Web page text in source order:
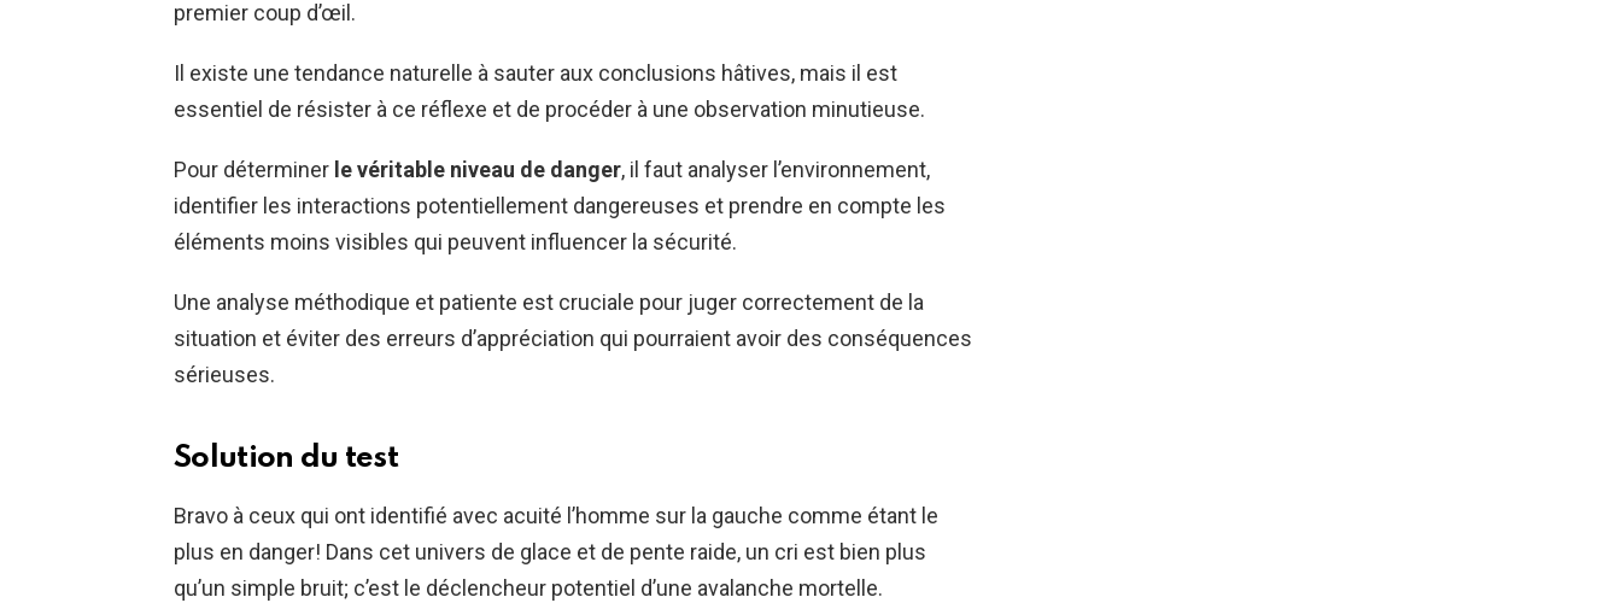
premier coup d’œil.
Il existe une tendance naturelle à sauter aux conclusions hâtives, mais il est
essentiel de résister à ce réflexe et de procéder à une observation minutieuse.
Pour déterminer le véritable niveau de danger, il faut analyser l’environnement,
identifier les interactions potentiellement dangereuses et prendre en compte les
éléments moins visibles qui peuvent influencer la sécurité.
Une analyse méthodique et patiente est cruciale pour juger correctement de la
situation et éviter des erreurs d’appréciation qui pourraient avoir des conséquences
sérieuses.
Solution du test
Bravo à ceux qui ont identifié avec acuité l’homme sur la gauche comme étant le
plus en danger! Dans cet univers de glace et de pente raide, un cri est bien plus
qu’un simple bruit; c’est le déclencheur potentiel d’une avalanche mortelle.